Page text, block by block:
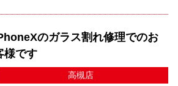
のガラス割れ修理でのお
様です
高槻店